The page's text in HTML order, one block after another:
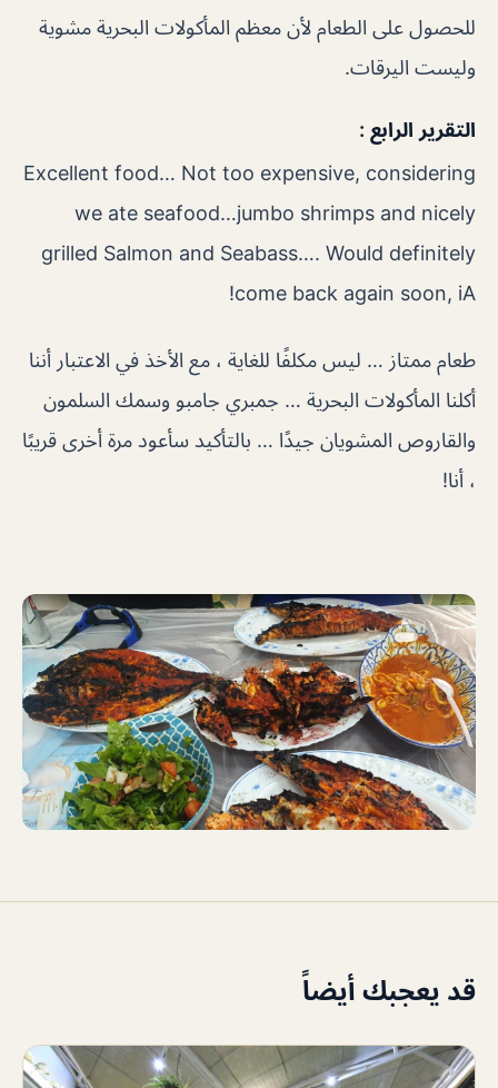
للحصول على الطعام لأن معظم المأكولات البحرية مشوية
وليست اليرقات.
التقرير الرابع :
Excellent food… Not too expensive, considering
we ate seafood…jumbo shrimps and nicely
grilled Salmon and Seabass…. Would definitely
come back again soon, iA!
طعام ممتاز … ليس مكلفًا للغاية ، مع الأخذ في الاعتبار أننا
أكلنا المأكولات البحرية … جمبري جامبو وسمك السلمون
والقاروص المشويان جيدًا … بالتأكيد سأعود مرة أخرى قريبًا
، أنا!
قد يعجبك أيضاً